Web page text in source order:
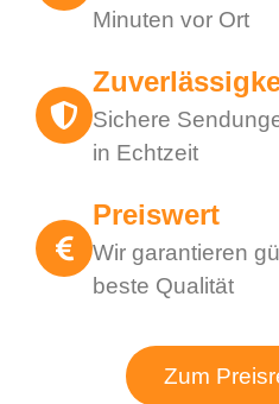
Minuten vor Ort
Sichere
in Echtzeit
Preiswert
Wir garantieren
beste Qualität
Zum